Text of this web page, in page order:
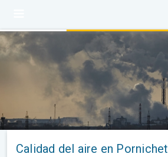
Calidad del aire en Pornichet